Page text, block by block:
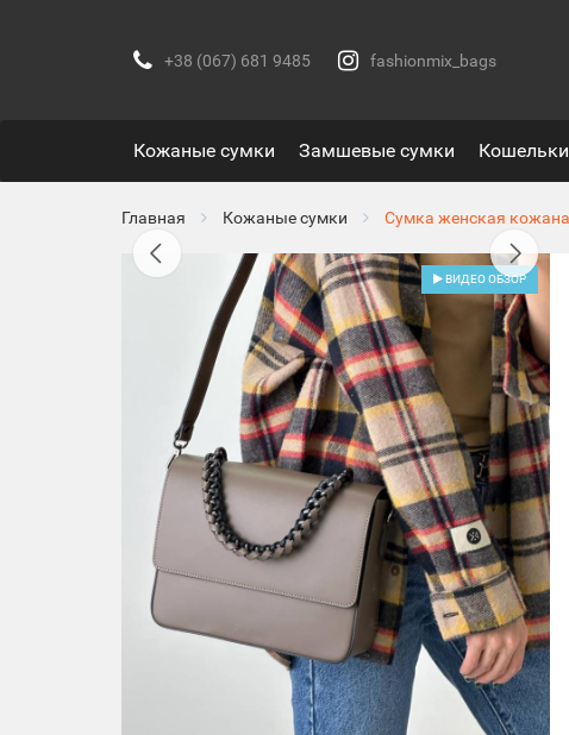
+38 (067) 681 9485 fashionmix_bags
Кожаные сумки Замшевые сумки Кошельки
Главная Кожаные сумки Сумка женская
ВИДЕО ОБЗОР